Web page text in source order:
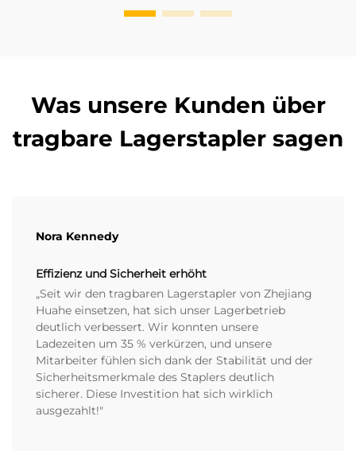
Was unsere Kunden über
tragbare Lagerstapler sagen
Nora Kennedy
Effizienz und Sicherheit erhöht
„Seit wir den tragbaren Lagerstapler von Zhejiang
Huahe einsetzen, hat sich unser Lagerbetrieb
deutlich verbessert. Wir konnten unsere
Ladezeiten um 35 % verkürzen, und unsere
Mitarbeiter fühlen sich dank der Stabilität und der
Sicherheitsmerkmale des Staplers deutlich
sicherer. Diese Investition hat sich wirklich
ausgezahlt!"